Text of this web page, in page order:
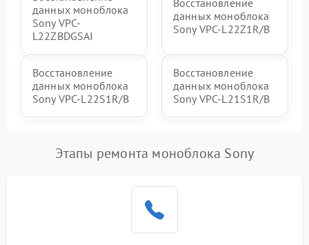
данных моноблока
Sony VPC-
L22ZBDGSAI
Восстановление
данных моноблока
Sony VPC-L22Z1R/B
Восстановление
данных моноблока
Sony VPC-L22S1R/B
Восстановление
данных моноблока
Sony VPC-L21S1R/B
Этапы ремонта моноблока Sony